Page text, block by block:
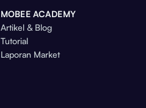
MOBEE ACADEMY
Artikel & Blog
Tutorial
Laporan Market